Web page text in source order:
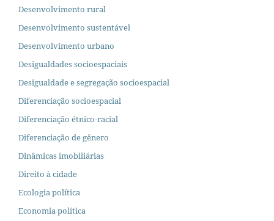
Desenvolvimento rural
Desenvolvimento sustentável
Desenvolvimento urbano
Desigualdades socioespaciais
Desigualdade e segregação socioespacial
Diferenciação socioespacial
Diferenciação étnico-racial
Diferenciação de gênero
Dinâmicas imobiliárias
Direito à cidade
Ecologia política
Economia política